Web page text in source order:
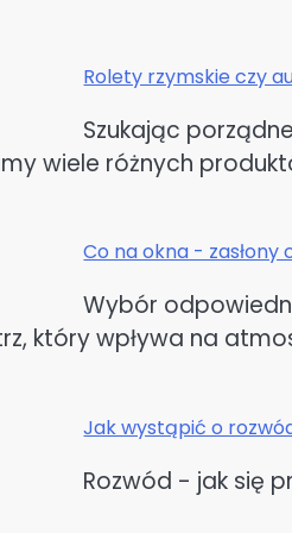
Rolety rzymskie czy
Szukając
wiele różnych
Co na okna - zasłony
Wybór
który wpływa na
Jak wystąpić o
Rozwód - jak się